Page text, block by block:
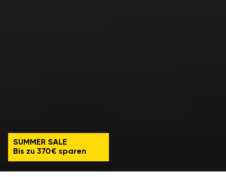
SUMMER SALE
Bis zu 370€ sparen